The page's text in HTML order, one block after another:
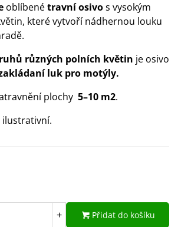
oblíbenétravní osivos vysokým
které vytvoří nádhernou louku
různých polních květin je osivo
luk pro motýly.
plochy 5–10 m2.
ilustrativní.
+ Přidat do košíku